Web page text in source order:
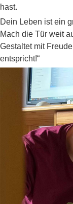
hast.
Dein Leben ist ein
Mach die Tür weit
Gestaltet mit
entspricht!“